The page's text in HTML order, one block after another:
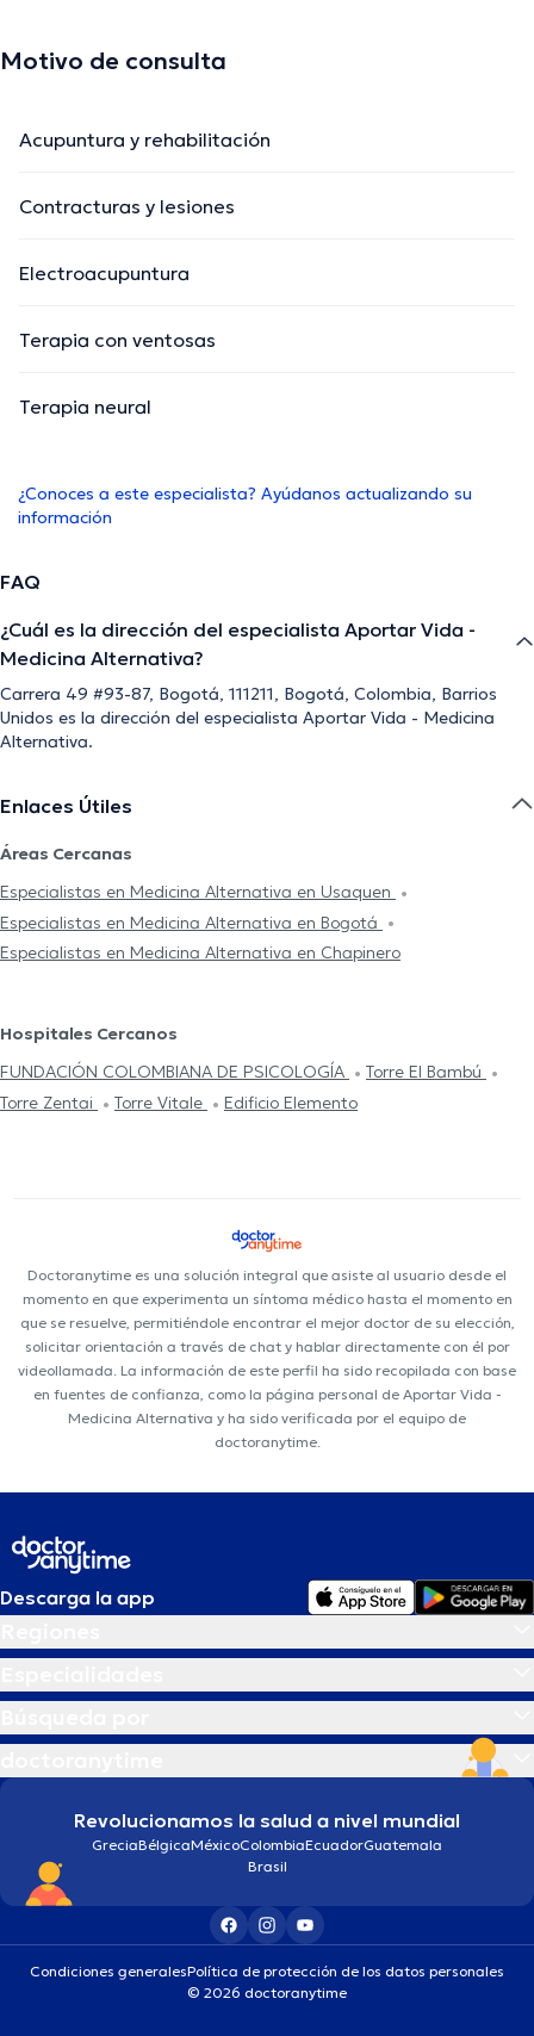
Motivo de consulta
Acupuntura y rehabilitación
Contracturas y lesiones
Electroacupuntura
Terapia con ventosas
Terapia neural
¿Conoces a este especialista? Ayúdanos actualizando su
información
FAQ
¿Cuál es la dirección del especialista Aportar Vida -
Medicina Alternativa?
Carrera 49 #93-87, Bogotá, 111211, Bogotá, Colombia, Barrios
Unidos es la dirección del especialista Aportar Vida - Medicina
Alternativa.
Enlaces Útiles
Áreas Cercanas
Especialistas en Medicina Alternativa en Usaquen
Especialistas en Medicina Alternativa en Bogotá
Especialistas en Medicina Alternativa en Chapinero
Hospitales Cercanos
FUNDACIÓN COLOMBIANA DE PSICOLOGÍA
Torre El Bambú
Torre Zentai
Torre Vitale Edificio Elemento
Doctoranytime es una solución integral que asiste al usuario desde el
momento en que experimenta un síntoma médico hasta el momento en
que se resuelve, permitiéndole encontrar el mejor doctor de su elección,
solicitar orientación a través de chat y hablar directamente con él por
videollamada. La información de este perfil ha sido recopilada con base
en fuentes de confianza, como la página personal de Aportar Vida -
Medicina Alternativa y ha sido verificada por el equipo de
doctoranytime.
Descarga la app
Revolucionamos la salud a nivel mundial
GreciaBélgicaMéxicoColombiaEcuadorGuatemala
Brasil
Condiciones generalesPolítica de protección de los datos personales
© 2026 doctoranytime